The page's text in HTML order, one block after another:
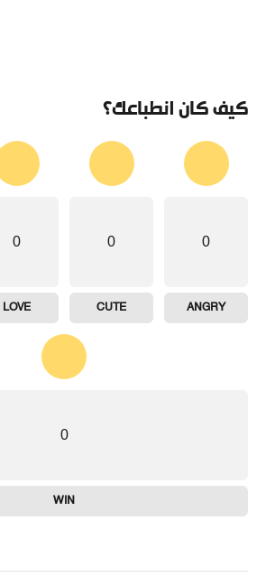
كيف كان انطباعك؟
0
ANGRY
0
CUTE
0
LOVE
0
WIN